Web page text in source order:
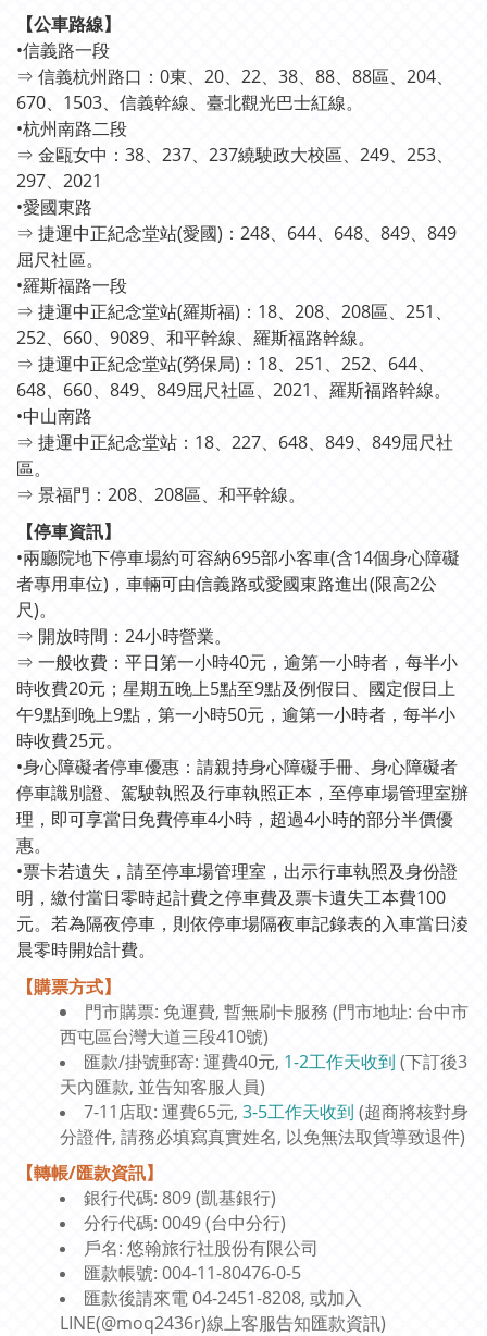
【公車路線】
•信義路一段
⇒ 信義杭州路口：0東、20、22、38、88、88區、204、
670、1503、信義幹線、臺北觀光巴士紅線。
•杭州南路二段
⇒ 金甌女中：38、237、237繞駛政大校區、249、253、
297、2021
•愛國東路
⇒ 捷運中正紀念堂站(愛國)：248、644、648、849、849
屈尺社區。
•羅斯福路一段
⇒ 捷運中正紀念堂站(羅斯福)：18、208、208區、251、
252、660、9089、和平幹線、羅斯福路幹線。
⇒ 捷運中正紀念堂站(勞保局)：18、251、252、644、
648、660、849、849屈尺社區、2021、羅斯福路幹線。
•中山南路
⇒ 捷運中正紀念堂站：18、227、648、849、849屈尺社
區。
⇒ 景福門：208、208區、和平幹線。
【停車資訊】
•兩廳院地下停車場約可容納695部小客車(含14個身心障礙
者專用車位)，車輛可由信義路或愛國東路進出(限高2公
尺)。
⇒ 開放時間：24小時營業。
⇒ 一般收費：平日第一小時40元，逾第一小時者，每半小
時收費20元；星期五晚上5點至9點及例假日、國定假日上
午9點到晚上9點，第一小時50元，逾第一小時者，每半小
時收費25元。
•身心障礙者停車優惠：請親持身心障礙手冊、身心障礙者
停車識別證、駕駛執照及行車執照正本，至停車場管理室辦
理，即可享當日免費停車4小時，超過4小時的部分半價優
惠。
•票卡若遺失，請至停車場管理室，出示行車執照及身份證
明，繳付當日零時起計費之停車費及票卡遺失工本費100
元。若為隔夜停車，則依停車場隔夜車記錄表的入車當日淩
晨零時開始計費。
【購票方式】
門市購票: 免運費, 暫無刷卡服務 (門市地址: 台中市
西屯區台灣大道三段410號)
匯款/掛號郵寄: 運費40元, 1-2工作天收到 (下訂後3
天內匯款, 並告知客服人員)
7-11店取: 運費65元, 3-5工作天收到 (超商將核對身
分證件, 請務必填寫真實姓名, 以免無法取貨導致退件)
【轉帳/匯款資訊】
銀行代碼: 809 (凱基銀行)
分行代碼: 0049 (台中分行)
戶名: 悠翰旅行社股份有限公司
匯款帳號: 004-11-80476-0-5
匯款後請來電 04-2451-8208, 或加入
LINE(@moq2436r)線上客服告知匯款資訊)